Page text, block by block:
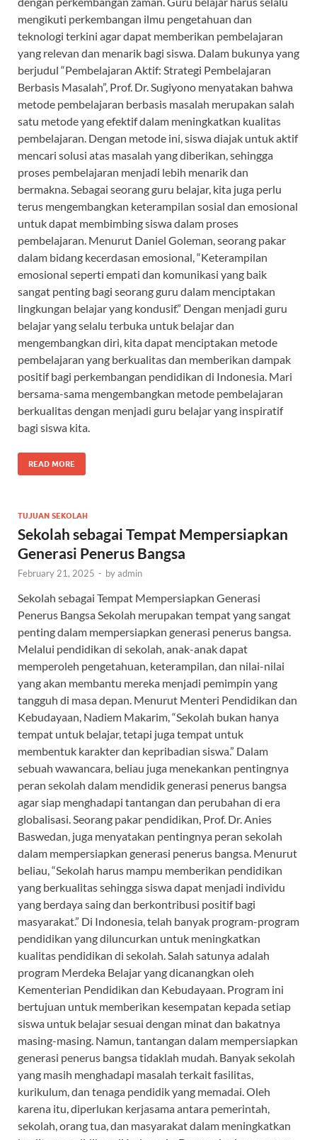
mengikuti perkembangan ilmu pengetahuan dan
teknologi terkini agar dapat memberikan pembelajaran
yang relevan dan menarik bagi siswa. Dalam bukunya yang
berjudul “Pembelajaran Aktif: Strategi Pembelajaran
Berbasis Masalah”, Prof. Dr. Sugiyono menyatakan bahwa
metode pembelajaran berbasis masalah merupakan salah
satu metode yang efektif dalam meningkatkan kualitas
pembelajaran. Dengan metode ini, siswa diajak untuk aktif
mencari solusi atas masalah yang diberikan, sehingga
proses pembelajaran menjadi lebih menarik dan
bermakna. Sebagai seorang guru belajar, kita juga perlu
terus mengembangkan keterampilan sosial dan emosional
untuk dapat membimbing siswa dalam proses
pembelajaran. Menurut Daniel Goleman, seorang pakar
dalam bidang kecerdasan emosional, “Keterampilan
emosional seperti empati dan komunikasi yang baik
sangat penting bagi seorang guru dalam menciptakan
lingkungan belajar yang kondusif.” Dengan menjadi guru
belajar yang selalu terbuka untuk belajar dan
mengembangkan diri, kita dapat menciptakan metode
pembelajaran yang berkualitas dan memberikan dampak
positif bagi perkembangan pendidikan di Indonesia. Mari
bersama-sama mengembangkan metode pembelajaran
berkualitas dengan menjadi guru belajar yang inspiratif
bagi siswa kita.
READ MORE
TUJUAN SEKOLAH
Sekolah sebagai Tempat Mempersiapkan
Generasi Penerus Bangsa
February 21, 2025 - byadmin
Sekolah sebagai Tempat Mempersiapkan Generasi
Penerus Bangsa Sekolah merupakan tempat yang sangat
penting dalam mempersiapkan generasi penerus bangsa.
Melalui pendidikan di sekolah, anak-anak dapat
memperoleh pengetahuan, keterampilan, dan nilai-nilai
yang akan membantu mereka menjadi pemimpin yang
tangguh di masa depan. Menurut Menteri Pendidikan dan
Kebudayaan, Nadiem Makarim, “Sekolah bukan hanya
tempat untuk belajar, tetapi juga tempat untuk
membentuk karakter dan kepribadian siswa.” Dalam
sebuah wawancara, beliau juga menekankan pentingnya
peran sekolah dalam mendidik generasi penerus bangsa
agar siap menghadapi tantangan dan perubahan di era
globalisasi. Seorang pakar pendidikan, Prof. Dr. Anies
Baswedan, juga menyatakan pentingnya peran sekolah
dalam mempersiapkan generasi penerus bangsa. Menurut
beliau, “Sekolah harus mampu memberikan pendidikan
yang berkualitas sehingga siswa dapat menjadi individu
yang berdaya saing dan berkontribusi positif bagi
masyarakat.” Di Indonesia, telah banyak program-program
pendidikan yang diluncurkan untuk meningkatkan
kualitas pendidikan di sekolah. Salah satunya adalah
program Merdeka Belajar yang dicanangkan oleh
Kementerian Pendidikan dan Kebudayaan. Program ini
bertujuan untuk memberikan kesempatan kepada setiap
siswa untuk belajar sesuai dengan minat dan bakatnya
masing-masing. Namun, tantangan dalam mempersiapkan
generasi penerus bangsa tidaklah mudah. Banyak sekolah
yang masih menghadapi masalah terkait fasilitas,
kurikulum, dan tenaga pendidik yang memadai. Oleh
karena itu, diperlukan kerjasama antara pemerintah,
sekolah, orang tua, dan masyarakat dalam meningkatkan